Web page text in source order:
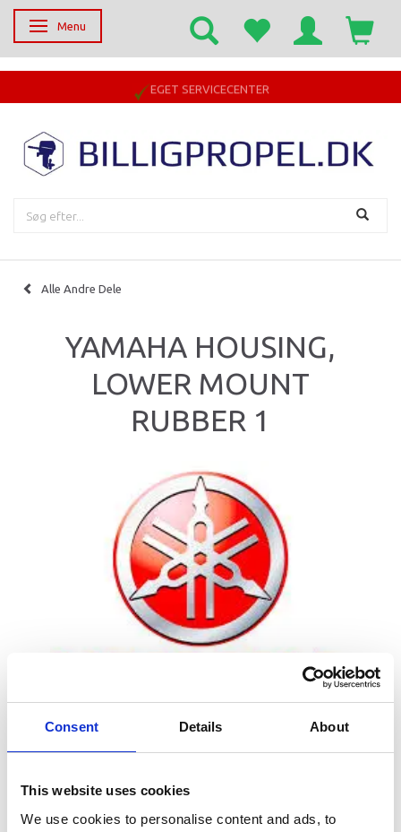
Consent Details About
This website uses cookies
We use cookies to personalise content and ads, to
Skifte navigation
Menu
EGET SERVICECENTER
Alle Andre Dele
YAMAHA HOUSING,
LOWER MOUNT
RUBBER 1